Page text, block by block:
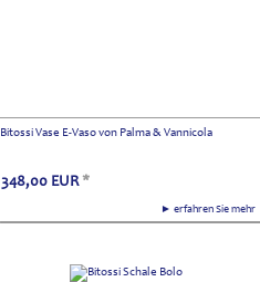
Bitossi Vase E-Vaso von Palma & Vannicola
► erfahren Sie
348,00 EUR *